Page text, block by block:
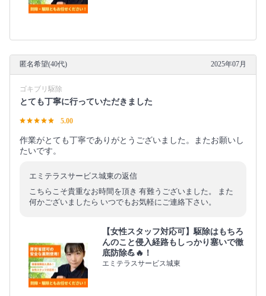
匿名希望(40代) 2025年07月
ゴキブリ駆除
とても丁寧に行っていただきました
5.00
作業がとても丁寧でありがとうございました。またお願いし
たいです。
エミテラスサービス城東の返信
こちらこそ貴重なお時間を頂き 有難うございました。 また
何かございましたら いつでもお気軽にご連絡下さい。
【女性スタッフ対応可】駆除はもちろ
んのこと侵入経路もしっかり塞いで徹
底防除💪🔥！
エミテラスサービス城東